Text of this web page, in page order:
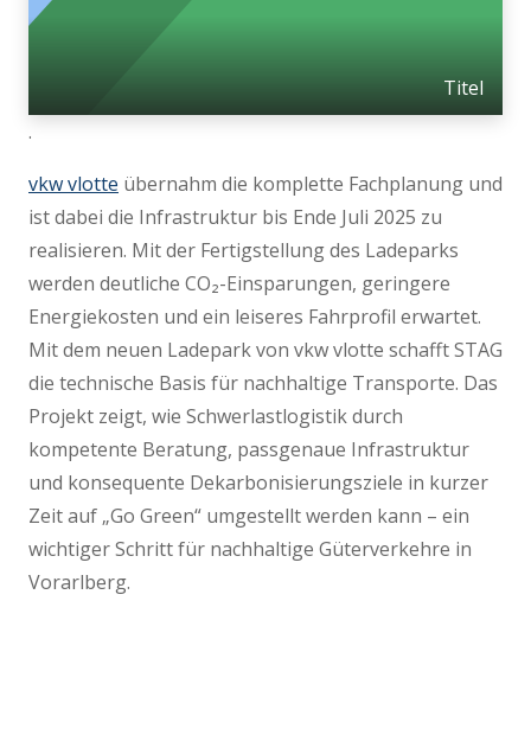
Titel
.
vkw vlotte übernahm die komplette Fachplanung und
ist dabei die Infrastruktur bis Ende Juli 2025 zu
realisieren. Mit der Fertigstellung des Ladeparks
werden deutliche CO₂-Einsparungen, geringere
Energiekosten und ein leiseres Fahrprofil erwartet.
Mit dem neuen Ladepark von vkw vlotte schafft STAG
die technische Basis für nachhaltige Transporte. Das
Projekt zeigt, wie Schwerlastlogistik durch
kompetente Beratung, passgenaue Infrastruktur
und konsequente Dekarbonisierungsziele in kurzer
Zeit auf „Go Green“ umgestellt werden kann – ein
wichtiger Schritt für nachhaltige Güterverkehre in
Vorarlberg.